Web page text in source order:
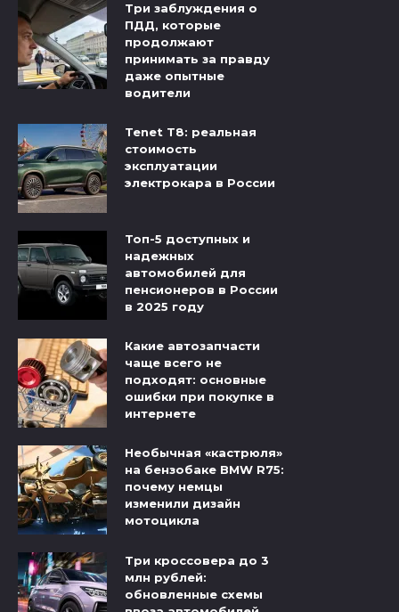
Три заблуждения о
ПДД, которые
продолжают
принимать за правду
даже опытные
водители
Tenet T8: реальная
стоимость
эксплуатации
электрокара в России
Топ-5 доступных и
надежных
автомобилей для
пенсионеров в России
в 2025 году
Какие автозапчасти
чаще всего не
подходят: основные
ошибки при покупке в
интернете
Необычная «кастрюля»
на бензобаке BMW R75:
почему немцы
изменили дизайн
мотоцикла
Три кроссовера до 3
млн рублей:
обновленные схемы